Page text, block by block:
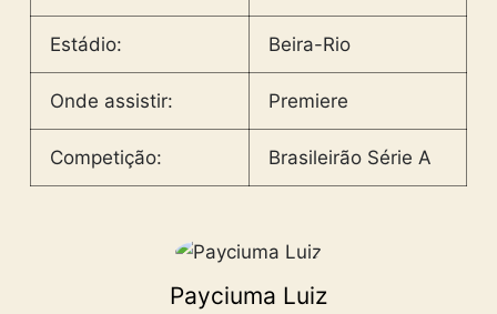
Estádio: Beira-Rio
Onde assistir: Premiere
Competição: Brasileirão Série A
Payciuma Luiz